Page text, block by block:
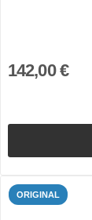
142,00 €
ORIGINAL